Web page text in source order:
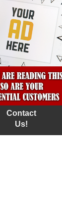
Contact
Us!